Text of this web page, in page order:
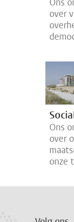
Ons
over
Ons
over
onze